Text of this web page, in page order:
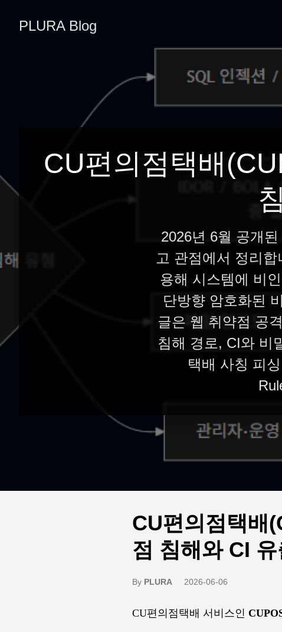
PLURA Blog
CU편의점택배
2026년 6월 공개
고 관점에서 정리
용해 시스템에 비
단방향 암호화된
글은 웹 취약점 공
침해 경로, CI와 비
택배 사칭 피
CU편의점택배
점 침해와 CI
By PLURA 2026-06-06
CU편의점택배 서비스인